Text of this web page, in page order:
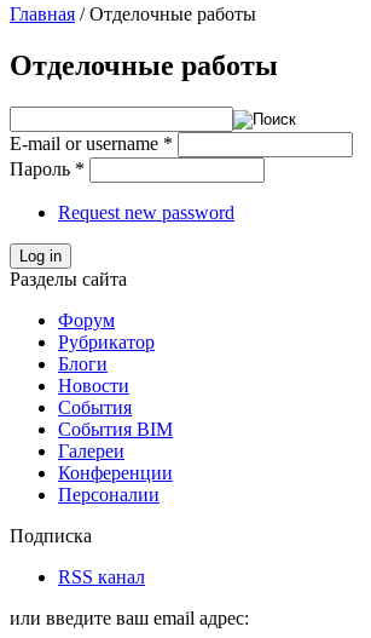
Главная / Отделочные работы
Отделочные работы
E-mail or username *
Пароль *
Request new password
Log in
Разделы сайта
Форум
Рубрикатор
Блоги
Новости
События
События BIM
Галереи
Конференции
Персоналии
Подписка
RSS канал
или введите ваш email адрес: